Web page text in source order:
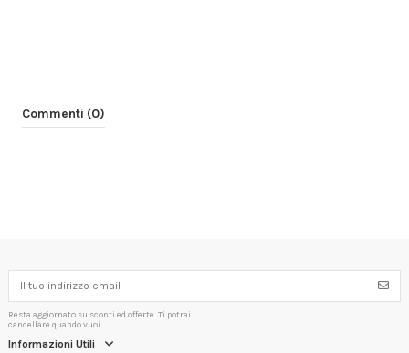
Commenti (0)
Resta aggiornato su sconti ed offerte. Ti potrai
cancellare quando vuoi.
Informazioni Utili